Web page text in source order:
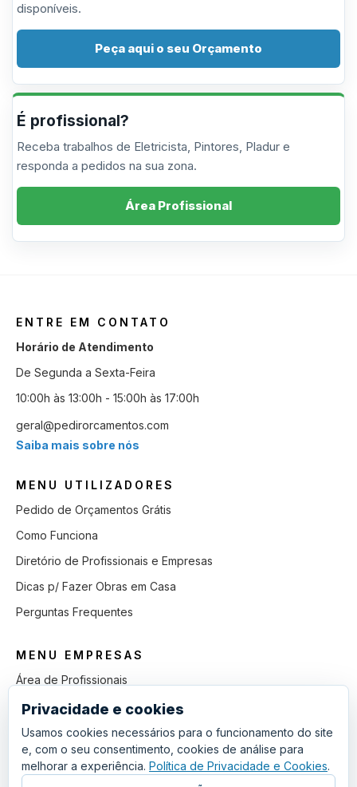
disponíveis.
Peça aqui o seu Orçamento
É profissional?
Receba trabalhos de Eletricista, Pintores, Pladur e
responda a pedidos na sua zona.
Área Profissional
ENTRE EM CONTATO
Horário de Atendimento
De Segunda a Sexta-Feira
10:00h às 13:00h - 15:00h às 17:00h
geral@pedirorcamentos.com
Saiba mais sobre nós
MENU UTILIZADORES
Pedido de Orçamentos Grátis
Como Funciona
Diretório de Profissionais e Empresas
Dicas p/ Fazer Obras em Casa
Perguntas Frequentes
MENU EMPRESAS
Área de Profissionais
Como Funciona
Lista de Pedidos em Aberto
Como Ganhar mais Obras
Perguntas Frequentes
Privacidade e cookies
Usamos cookies necessários para o funcionamento do site
e, com o seu consentimento, cookies de análise para
melhorar a experiência. Política de Privacidade e Cookies.